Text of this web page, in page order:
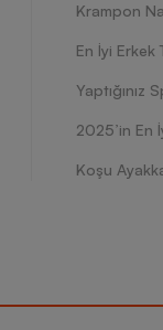
En İyi Erkek
Yaptığınız
2025’in En
Koşu